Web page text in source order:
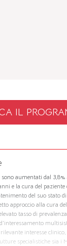
IL
aumentati dal 3,8%
e la cura del paziente
del suo stato di
approccio alla cura
tasso di
interesse
specialistiche sia i